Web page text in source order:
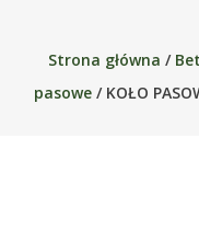
meble
ogrodowe,
Strona główna /
pasowe / KOŁO